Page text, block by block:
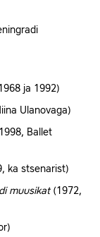
ja 1992)
Ulanovaga)
Ballet
ka stsenarist)
muusikat (1972,